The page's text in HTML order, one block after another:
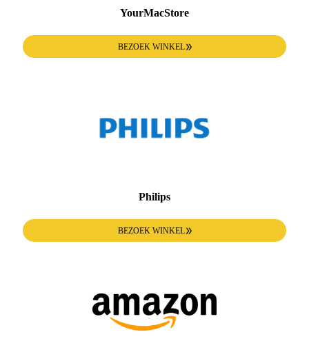
YourMacStore
BEZOEK WINKEL
Philips
BEZOEK WINKEL